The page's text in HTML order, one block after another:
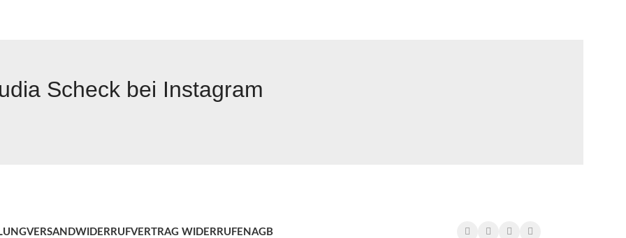
Scheck bei Instagram
VERSANDWIDERRUFVERTRAG WIDERRUFEN AGB